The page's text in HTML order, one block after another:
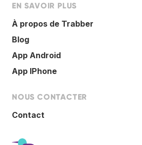
EN SAVOIR PLUS
À propos de Trabber
Blog
App Android
App IPhone
NOUS CONTACTER
Contact